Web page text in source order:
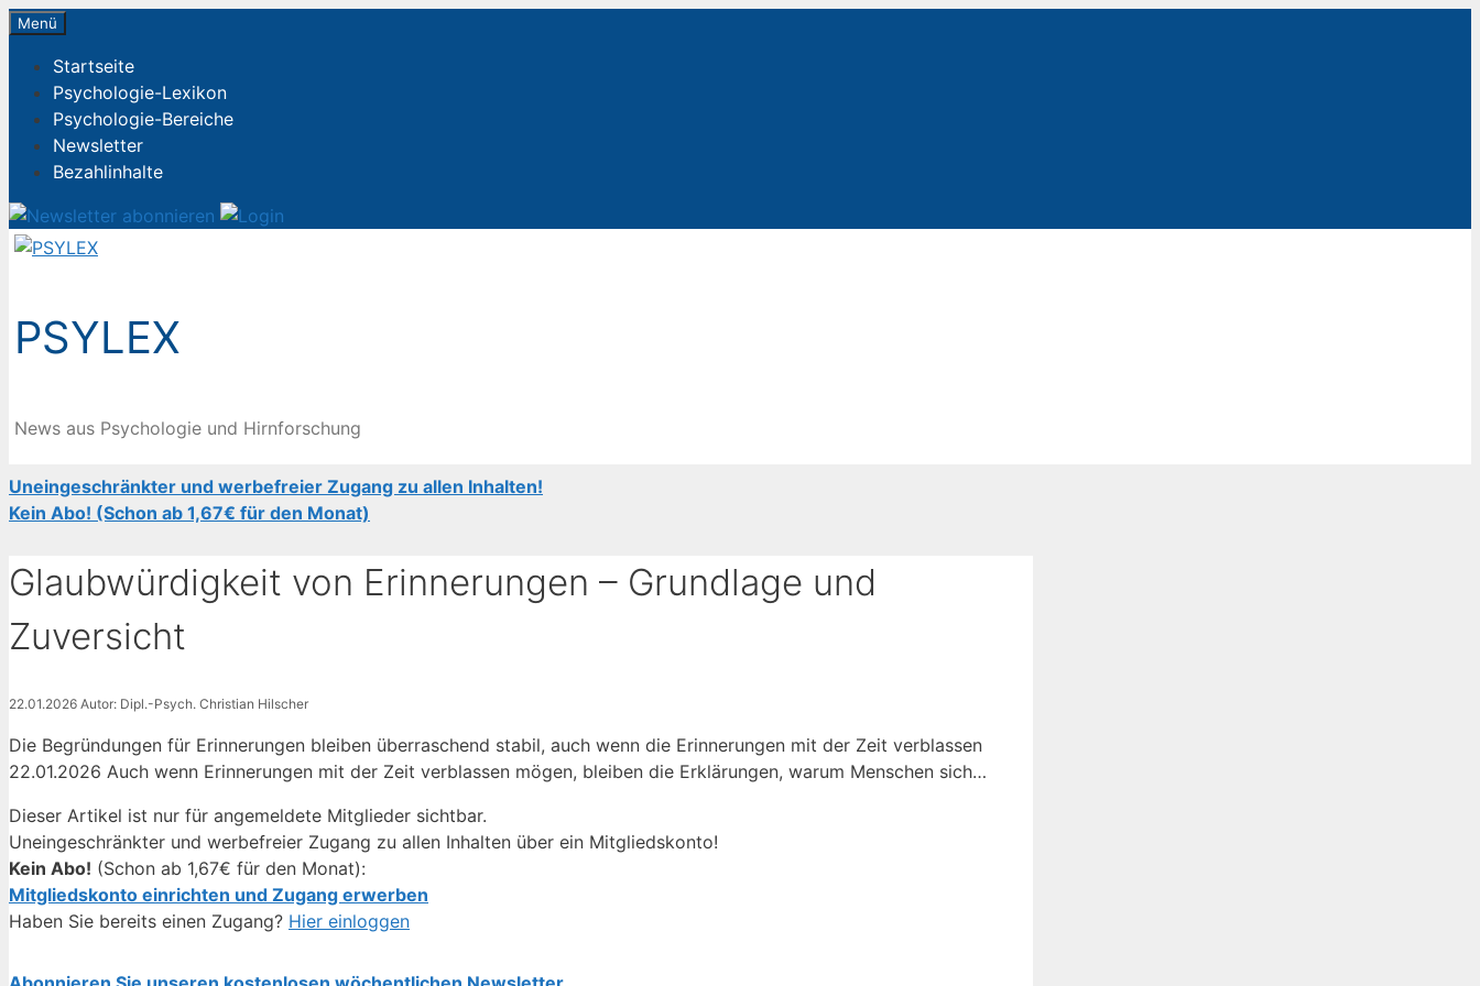
Zum
springen
Menü
Startseite
Psychologie-Lexikon
Psychologie-Bereiche
Newsletter
Bezahlinhalte
PSYLEX
News aus Psychologie und Hirnforschung
Uneingeschränkter und werbefreier Zugang zu allen Inhalten!
Kein Abo! (Schon ab 1,67€ für den Monat)
Glaubwürdigkeit von Erinnerungen – Grundlage und
Zuversicht
22.01.2026 Autor: Dipl.-Psych. Christian Hilscher
Die Begründungen für Erinnerungen bleiben überraschend stabil, auch wenn die Erinnerungen mit der Zeit verblassen
22.01.2026 Auch wenn Erinnerungen mit der Zeit verblassen mögen, bleiben die Erklärungen, warum Menschen sich…
Dieser Artikel ist nur für angemeldete Mitglieder sichtbar.
Uneingeschränkter und werbefreier Zugang zu allen Inhalten über ein Mitgliedskonto!
Kein Abo! (Schon ab 1,67€ für den Monat):
Mitgliedskonto einrichten und Zugang erwerben
Haben Sie bereits einen Zugang? Hier einloggen